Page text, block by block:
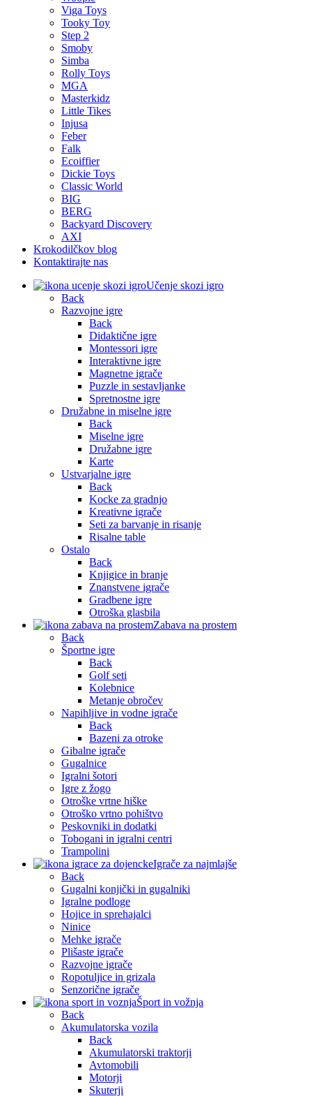
Viga Toys
Tooky Toy
Step 2
Smoby
Simba
Rolly Toys
MGA
Masterkidz
Little Tikes
Injusa
Feber
Falk
Ecoiffier
Dickie Toys
Classic World
BIG
BERG
Backyard Discovery
AXI
Krokodilčkov blog
Kontaktirajte nas
Učenje skozi igro
Back
Razvojne igre
Back
Didaktične igre
Montessori igre
Interaktivne igre
Magnetne igrače
Puzzle in sestavljanke
Spretnostne igre
Družabne in miselne igre
Back
Miselne igre
Družabne igre
Karte
Ustvarjalne igre
Back
Kocke za gradnjo
Kreativne igrače
Seti za barvanje in risanje
Risalne table
Ostalo
Back
Knjigice in branje
Znanstvene igrače
Gradbene igre
Otroška glasbila
Zabava na prostem
Back
Športne igre
Back
Golf seti
Kolebnice
Metanje obročev
Napihljive in vodne igrače
Back
Bazeni za otroke
Gibalne igrače
Gugalnice
Igralni šotori
Igre z žogo
Otroške vrtne hiške
Otroško vrtno pohištvo
Peskovniki in dodatki
Tobogani in igralni centri
Trampolini
Igrače za najmlajše
Back
Gugalni konjički in gugalniki
Igralne podloge
Hojice in sprehajalci
Ninice
Mehke igrače
Plišaste igrače
Razvojne igrače
Ropotuljice in grizala
Senzorične igrače
Šport in vožnja
Back
Akumulatorska vozila
Back
Akumulatorski traktorji
Avtomobili
Motorji
Skuterji